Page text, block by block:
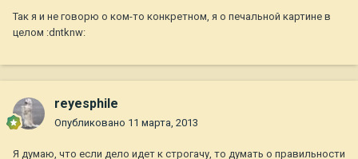
Так я и не говорю о ком-то конкретном, я о печальной картине в
целом :dntknw:
reyesphile
Опубликовано 11 марта, 2013
Я думаю, что если дело идет к строгачу, то думать о правильности